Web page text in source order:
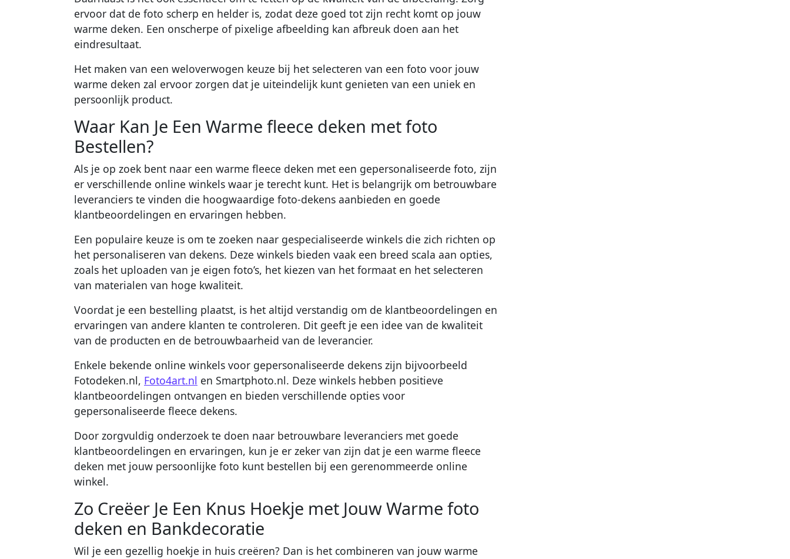
ervoor dat de foto scherp en helder is, zodat deze goed tot zijn recht komt op jouw
warme deken. Een onscherpe of pixelige afbeelding kan afbreuk doen aan het
eindresultaat.
Het maken van een weloverwogen keuze bij het selecteren van een foto voor jouw
warme deken zal ervoor zorgen dat je uiteindelijk kunt genieten van een uniek en
persoonlijk product.
Waar Kan Je Een Warme fleece deken met foto
Bestellen?
Als je op zoek bent naar een warme fleece deken met een gepersonaliseerde foto, zijn
er verschillende online winkels waar je terecht kunt. Het is belangrijk om betrouwbare
leveranciers te vinden die hoogwaardige foto-dekens aanbieden en goede
klantbeoordelingen en ervaringen hebben.
Een populaire keuze is om te zoeken naar gespecialiseerde winkels die zich richten op
het personaliseren van dekens. Deze winkels bieden vaak een breed scala aan opties,
zoals het uploaden van je eigen foto’s, het kiezen van het formaat en het selecteren
van materialen van hoge kwaliteit.
Voordat je een bestelling plaatst, is het altijd verstandig om de klantbeoordelingen en
ervaringen van andere klanten te controleren. Dit geeft je een idee van de kwaliteit
van de producten en de betrouwbaarheid van de leverancier.
Enkele bekende online winkels voor gepersonaliseerde dekens zijn bijvoorbeeld
Fotodeken.nl, Foto4art.nl en Smartphoto.nl. Deze winkels hebben positieve
klantbeoordelingen ontvangen en bieden verschillende opties voor
gepersonaliseerde fleece dekens.
Door zorgvuldig onderzoek te doen naar betrouwbare leveranciers met goede
klantbeoordelingen en ervaringen, kun je er zeker van zijn dat je een warme fleece
deken met jouw persoonlijke foto kunt bestellen bij een gerenommeerde online
winkel.
Zo Creëer Je Een Knus Hoekje met Jouw Warme foto
deken en Bankdecoratie
Wil je een gezellig hoekje in huis creëren? Dan is het combineren van jouw warme